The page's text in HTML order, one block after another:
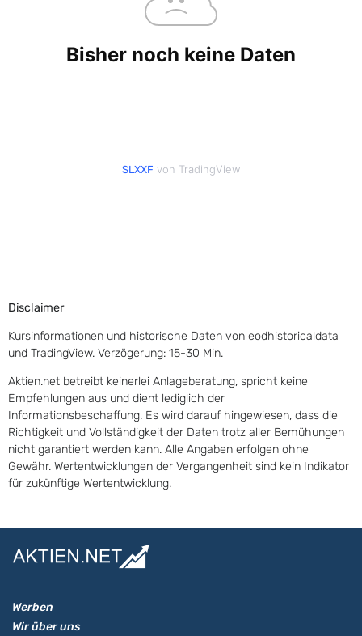
SLXXF von TradingView
Disclaimer
Kursinformationen und historische Daten von eodhistoricaldata
und TradingView. Verzögerung: 15-30 Min.
Aktien.net betreibt keinerlei Anlageberatung, spricht keine
Empfehlungen aus und dient lediglich der
Informationsbeschaffung. Es wird darauf hingewiesen, dass die
Richtigkeit und Vollständigkeit der Daten trotz aller Bemühungen
nicht garantiert werden kann. Alle Angaben erfolgen ohne
Gewähr. Wertentwicklungen der Vergangenheit sind kein Indikator
für zukünftige Wertentwicklung.
Werben
Wir über uns